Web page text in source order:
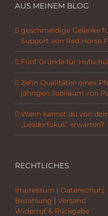
AUS MEINEM BLOG
geschmeidige Gelenke
Support von Red Horse
Fünf Gründe für
Zehn Qualitäten eines
jährigen Jubiläum von
Wann kannst du von
„Leaderfokus“ erwarten?
RECHTLICHES
Impressum | Datenschutz
Bezahlung | Versand
Widerruf & Rückgabe